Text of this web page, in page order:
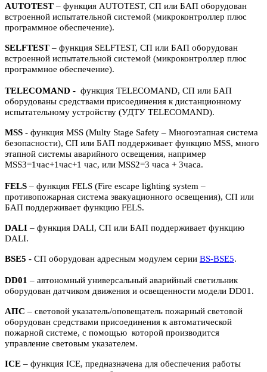
AUTOTEST – функция AUTOTEST, СП или БАП оборудован
встроенной испытательной системой (микроконтроллер плюс
программное обеспечение).
SELFTEST – функция SELFTEST, СП или БАП оборудован
встроенной испытательной системой (микроконтроллер плюс
программное обеспечение).
TELECOMAND - функция TELECOMAND, СП или БАП
оборудованы средствами присоединения к дистанционному
испытательному устройству (УДТУ TELECOMAND).
MSS - функция MSS (Multy Stage Safety – Многоэтапная система
безопасности), СП или БАП поддерживает функцию MSS, много
этапной системы аварийного освещения, например
MSS3=1час+1час+1 час, или MSS2=3 часа + 3часа.
FELS – функция FELS (Fire escape lighting system –
противопожарная система эвакуационного освещения), СП или
БАП поддерживает функцию FELS.
DALI – функция DALI, СП или БАП поддерживает функцию
DALI.
BSE5 - СП оборудован адресным модулем серии BS-BSE5.
DD01 – автономный универсальный аварийный светильник
оборудован датчиком движения и освещенности модели DD01.
АПС – световой указатель/оповещатель пожарный световой
оборудован средствами присоединения к автоматической
пожарной системе, с помощью которой производится
управление световым указателем.
ICE – функция ICE, предназначена для обеспечения работы